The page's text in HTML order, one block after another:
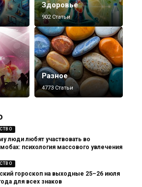
Здоровье
902 Статьи
Разное
4773 Статьи
люди любят участвовать во
психология массового увлечения
гороскоп на выходные 25–26 июля
для всех знаков